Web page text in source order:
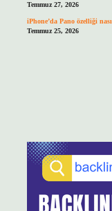
Temmuz 27, 2026
iPhone’da Pano özelliği
Temmuz 25, 2026